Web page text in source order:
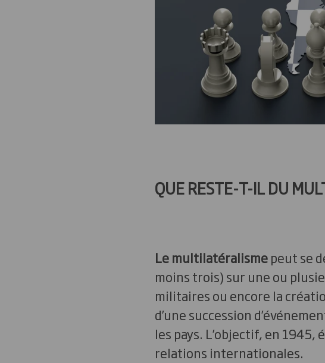
QUE RESTE-T-IL DU
Le multilatéralismepeut se
moins trois) sur une ou
militaires ou encore la
d’une succession
les pays. L’objectif, en
relations internationales.